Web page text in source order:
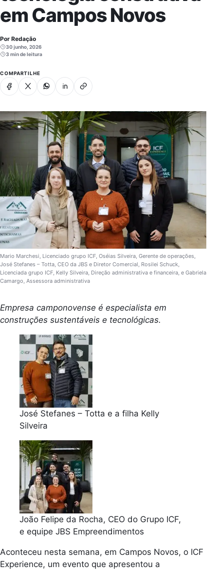
em Campos Novos
Por Redação
30 junho, 2026
3 min de leitura
COMPARTILHE
Facebook
X WhatsappLinkedinCopiar link
Mario Marchesi, Licenciado grupo ICF, Oséias Silveira, Gerente de operações,
José Stefanes – Totta, CEO da JBS e Diretor Comercial, Rosilei Schuck,
Licenciada grupo ICF, Kelly Silveira, Direção administrativa e financeira, e Gabriela
Camargo, Assessora administrativa
Empresa camponovense é especialista em
construções sustentáveis e tecnológicas.
José Stefanes – Totta e a filha Kelly
Silveira
João Felipe da Rocha, CEO do Grupo ICF,
e equipe JBS Empreendimentos
Aconteceu nesta semana, em Campos Novos, o ICF
Experience, um evento que apresentou a